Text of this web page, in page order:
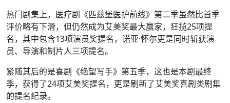
热门剧集上，医疗剧《匹兹堡医护前线》第二季虽然比首季
评价略有下滑，但仍然成为艾美奖最大赢家，狂揽25项提
名，其中包含13项演员奖提名，诺亚·怀尔更是同时斩获演
员、导演和制片人三项提名。
紧随其后的是喜剧《绝望写手》第五季，这也是本剧最终
季，获得了24项艾美奖提名，更是刷新了艾美奖喜剧类剧集
的提名纪录。